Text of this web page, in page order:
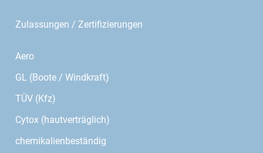
Zulassungen / Zertifizierungen
Aero
GL (Boote / Windkraft)
TÜV (Kfz)
Cytox (hautverträglich)
chemikalienbeständig